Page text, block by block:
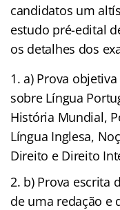
candidatos um
estudo pré-edital
os detalhes dos
a) Prova
sobre Língua
História Mundial,
Língua Inglesa,
Direito e Direito
b) Prova escrita
de uma redação e